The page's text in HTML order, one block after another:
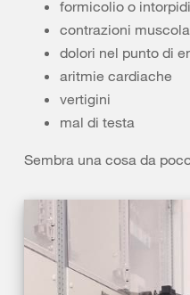
formicolio o
contrazioni
dolori nel punto di
aritmie cardiache
vertigini
mal di testa
Sembra una cosa da